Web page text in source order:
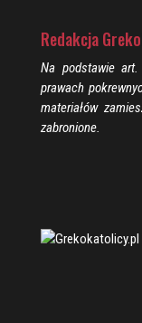
Redakcja
Na podstawie
prawach
materiałów
zabronione.